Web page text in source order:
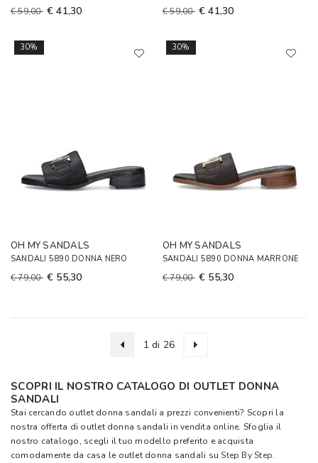
€ 59,00 € 41,30 € 59,00 € 41,30
30%
OH MY SANDALS
SANDALI 5890 DONNA NERO
€ 79,00 € 55,30
30%
OH MY SANDALS
SANDALI 5890 DONNA MARRONE
€ 79,00 € 55,30
1 di 26
SCOPRI IL NOSTRO CATALOGO DI OUTLET DONNA
SANDALI
Stai cercando outlet donna sandali a prezzi convenienti? Scopri la
nostra offerta di outlet donna sandali in vendita online. Sfoglia il
nostro catalogo, scegli il tuo modello preferito e acquista
comodamente da casa le outlet donna sandali suStep By Step.